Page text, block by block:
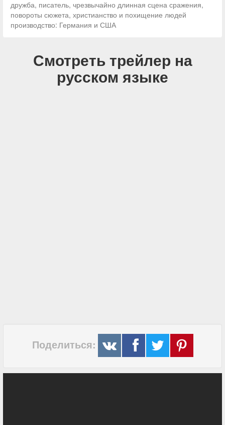
дружба, писатель, чрезвычайно длинная сцена сражения,
повороты сюжета, христианство и похищение людей
производство: Германия и США
Смотреть трейлер на
русском языке
Поделиться: